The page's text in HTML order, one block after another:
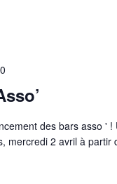
des bars asso '
mercredi 2 avril à